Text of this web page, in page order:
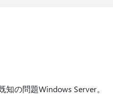
の問題Windows Server。